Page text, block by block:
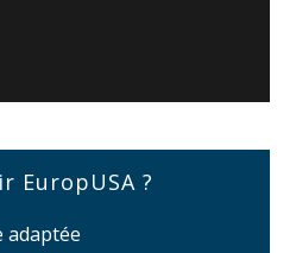
EuropUSA ?
adaptée